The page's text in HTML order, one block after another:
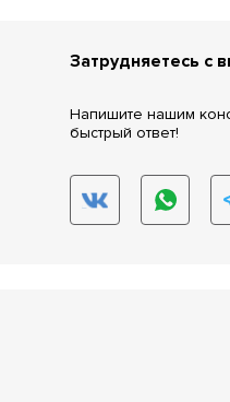
Затрудняетесь с
Напишите нашим
быстрый ответ!